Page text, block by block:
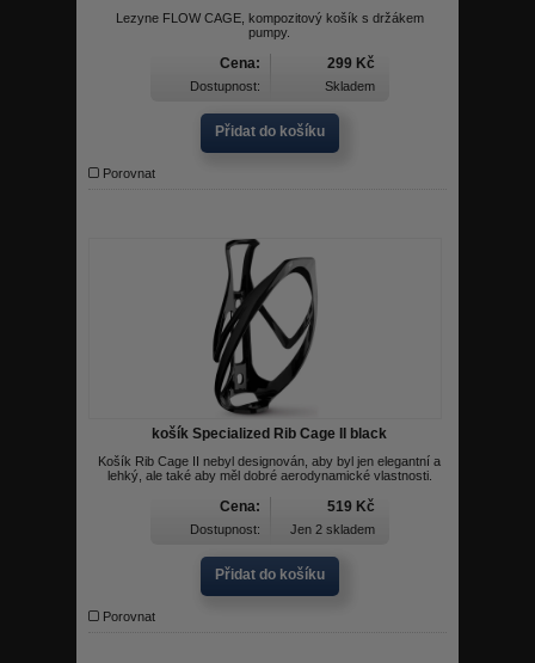
Lezyne FLOW CAGE, kompozitový košík s držákem
pumpy.
Cena: 299 Kč
Dostupnost: Skladem
Přidat do košíku
Porovnat
košík Specialized Rib Cage II black
Košík Rib Cage II nebyl designován, aby byl jen elegantní a
lehký, ale také aby měl dobré aerodynamické vlastnosti.
Cena: 519 Kč
Dostupnost: Jen 2 skladem
Přidat do košíku
Porovnat